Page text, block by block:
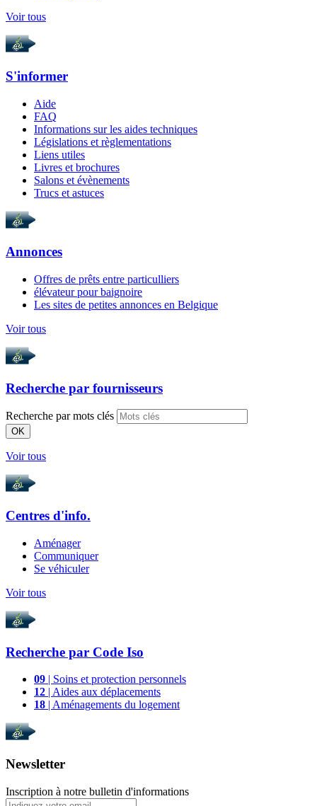
Voir tous
S'informer
Aide
FAQ
Informations sur les aides techniques
Législations et règlementations
Liens utiles
Livres et brochures
Salons et évènements
Trucs et astuces
Annonces
Offres de prêts entre particulliers
élévateur pour baignoire
Les sites de petites annonces en Belgique
Voir tous
Recherche par fournisseurs
Recherche par mots clés
OK
Voir tous
Centres d'info.
Aménager
Communiquer
Se véhiculer
Voir tous
Recherche par Code Iso
09 | Soins et protection personnels
12 | Aides aux déplacements
18 | Aménagements du logement
Newsletter
Inscription à notre bulletin d'informations